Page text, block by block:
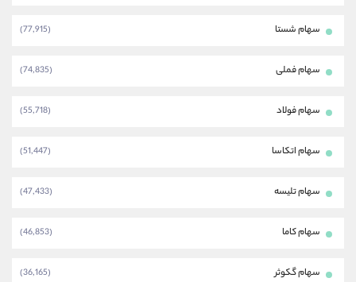
سهام شستا (77,915)
سهام فملی (74,835)
سهام فولاد (55,718)
سهام اتکاسا (51,447)
سهام تلیسه (47,433)
سهام کاما (46,853)
سهام گکوثر (36,165)